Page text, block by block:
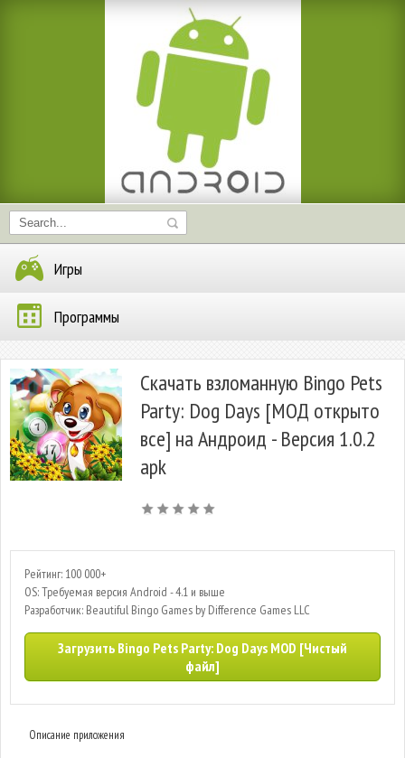
Игры
Программы
Скачать взломанную Bingo Pets
Party: Dog Days [МОД открыто
все] на Андроид - Версия 1.0.2
apk
Рейтинг: 100 000+
OS: Требуемая версия Android - 4.1 и выше
Разработчик: Beautiful Bingo Games by Difference Games LLC
Загрузить Bingo Pets Party: Dog Days MOD [Чистый
файл]
Описание приложения